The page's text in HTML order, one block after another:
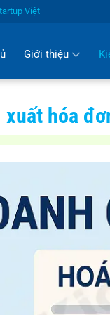
Việt
Giới thiệu
hóa